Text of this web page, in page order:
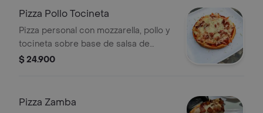
Pizza Pollo Tocineta
Pizza personal con mozzarella, pollo y
tocineta sobre base de salsa de
tomate.
$ 24.900
Pizza Zamba